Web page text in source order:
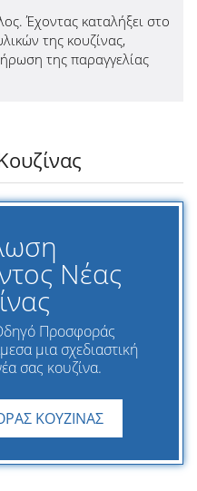
Έχοντας καταλήξει στο
της κουζίνας,
της παραγγελίας
Νέας
Προσφοράς
μια σχεδιαστική
σας κουζίνα.
ΚΟΥΖΙΝΑΣ